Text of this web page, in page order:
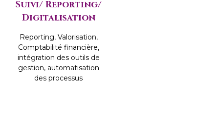
Suivi/ Reporting/
Digitalisation
Reporting, Valorisation,
Comptabilité financière,
intégration des outils de
gestion, automatisation
des processus